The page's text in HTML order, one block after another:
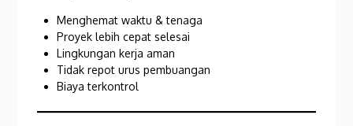
Menghemat waktu & tenaga
Proyek lebih cepat selesai
Lingkungan kerja aman
Tidak repot urus pembuangan
Biaya terkontrol